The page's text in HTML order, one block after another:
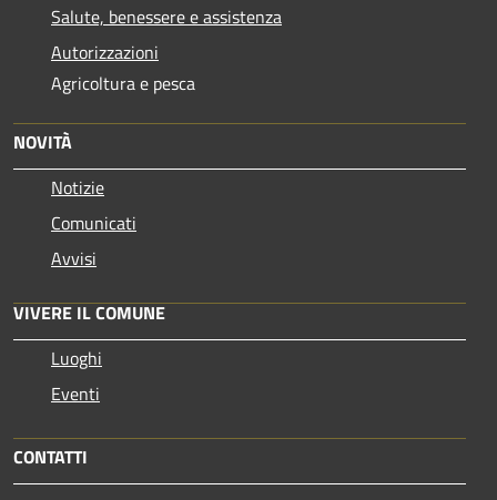
Salute, benessere e assistenza
Autorizzazioni
Agricoltura e pesca
NOVITÀ
Notizie
Comunicati
Avvisi
VIVERE IL COMUNE
Luoghi
Eventi
CONTATTI